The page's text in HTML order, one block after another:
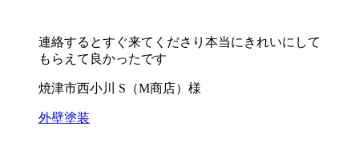
連絡するとすぐ来てくださり本当にきれいにして
もらえて良かったです
焼津市西小川 S（M商店）様
外壁塗装